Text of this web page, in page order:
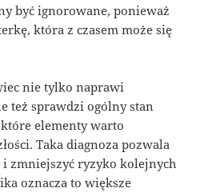
być ignorowane, ponieważ
która z czasem może się
nie tylko naprawi
też sprawdzi ogólny stan
elementy warto
Taka diagnoza pozwala
i zmniejszyć ryzyko kolejnych
oznacza to większe